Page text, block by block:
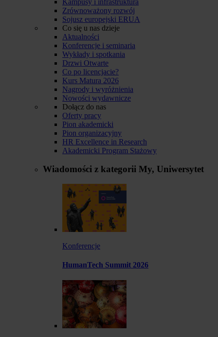
Zrównoważony rozwój
Sojusz europejski ERUA
Co się u nas dzieje
Aktualności
Konferencje i seminaria
Wykłady i spotkania
Drzwi Otwarte
Co po licencjacie?
Kurs Matura 2026
Nagrody i wyróżnienia
Nowości wydawnicze
Dołącz do nas
Oferty pracy
Pion akademicki
Pion organizacyjny
HR Excellence in Research
Akademicki Program Stażowy
Wiadomości z kategorii My, Uniwersytet
Konferencje
HumanTech Summit 2026